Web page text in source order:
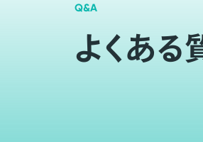
Q&A
よくある